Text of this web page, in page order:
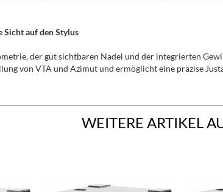
Sicht auf den Stylus
der gut sichtbaren Nadel und der integrierten
von VTA und Azimut und ermöglicht eine präzise
WEITERE ARTIKEL